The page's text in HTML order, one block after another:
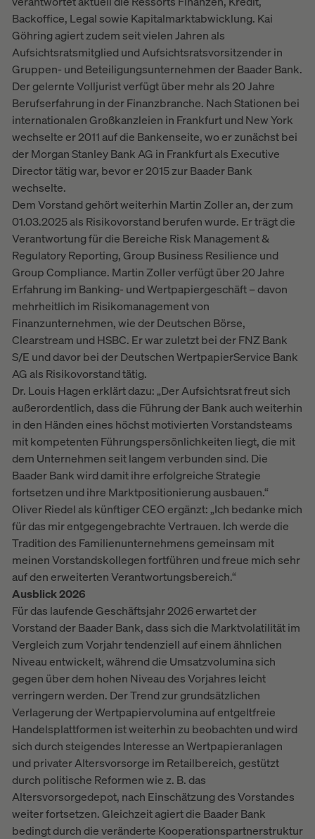
Backoffice, Legal sowie Kapitalmarktabwicklung. Kai
Göhring agiert zudem seit vielen Jahren als
Aufsichtsratsmitglied und Aufsichtsratsvorsitzender in
Gruppen- und Beteiligungsunternehmen der Baader Bank.
Der gelernte Volljurist verfügt über mehr als 20 Jahre
Berufserfahrung in der Finanzbranche. Nach Stationen bei
internationalen Großkanzleien in Frankfurt und New York
wechselte er 2011 auf die Bankenseite, wo er zunächst bei
der Morgan Stanley Bank AG in Frankfurt als Executive
Director tätig war, bevor er 2015 zur Baader Bank
wechselte.
Dem Vorstand gehört weiterhin Martin Zoller an, der zum
01.03.2025 als Risikovorstand berufen wurde. Er trägt die
Verantwortung für die Bereiche Risk Management &
Regulatory Reporting, Group Business Resilience und
Group Compliance. Martin Zoller verfügt über 20 Jahre
Erfahrung im Banking- und Wertpapiergeschäft – davon
mehrheitlich im Risikomanagement von
Finanzunternehmen, wie der Deutschen Börse,
Clearstream und HSBC. Er war zuletzt bei der FNZ Bank
S/E und davor bei der Deutschen WertpapierService Bank
AG als Risikovorstand tätig.
Dr. Louis Hagen erklärt dazu: „Der Aufsichtsrat freut sich
außerordentlich, dass die Führung der Bank auch weiterhin
in den Händen eines höchst motivierten Vorstandsteams
mit kompetenten Führungspersönlichkeiten liegt, die mit
dem Unternehmen seit langem verbunden sind. Die
Baader Bank wird damit ihre erfolgreiche Strategie
fortsetzen und ihre Marktpositionierung ausbauen.“
Oliver Riedel als künftiger CEO ergänzt: „Ich bedanke mich
für das mir entgegengebrachte Vertrauen. Ich werde die
Tradition des Familienunternehmens gemeinsam mit
meinen Vorstandskollegen fortführen und freue mich sehr
auf den erweiterten Verantwortungsbereich.“
Ausblick 2026
Für das laufende Geschäftsjahr 2026 erwartet der
Vorstand der Baader Bank, dass sich die Marktvolatilität im
Vergleich zum Vorjahr tendenziell auf einem ähnlichen
Niveau entwickelt, während die Umsatzvolumina sich
gegen über dem hohen Niveau des Vorjahres leicht
verringern werden. Der Trend zur grundsätzlichen
Verlagerung der Wertpapiervolumina auf entgeltfreie
Handelsplattformen ist weiterhin zu beobachten und wird
sich durch steigendes Interesse an Wertpapieranlagen
und privater Altersvorsorge im Retailbereich, gestützt
durch politische Reformen wie z. B. das
Altersvorsorgedepot, nach Einschätzung des Vorstandes
weiter fortsetzen. Gleichzeit agiert die Baader Bank
bedingt durch die veränderte Kooperationspartnerstruktur